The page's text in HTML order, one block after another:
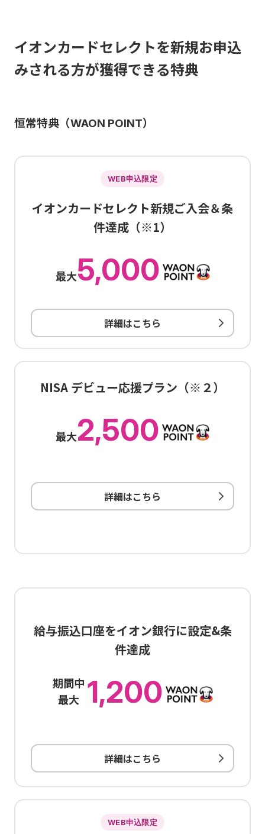
イオンカードセレクトを新規お申込
みされる方が獲得できる特典
恒常特典（WAON POINT）
WEB申込限定
イオンカードセレクト新規ご入会＆条
件達成（※1）
最大5,000
詳細はこちら
NISA デビュー応援プラン（※２）
最大2,500
詳細はこちら
給与振込口座をイオン銀行に設定&条
件達成
期間中
最大
1,200
詳細はこちら
WEB申込限定